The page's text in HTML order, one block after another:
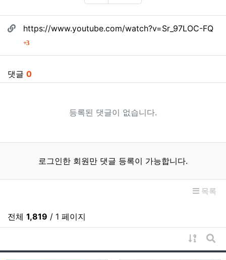
SNS 공유
관련자료
https://www.youtube.com/watch?v=Sr_97LOC-FQ
3회 연결
댓글 0
등록된 댓글이 없습니다.
로그인한 회원만 댓글 등록이 가능합니다.
목록
전체 1,819 / 1 페이지
게시물
게